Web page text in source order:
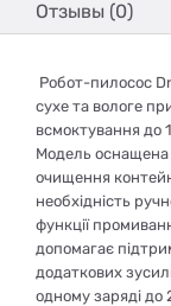
Отзывы (0)
Робот-пилосос
сухе та вологе
всмоктування до
Модель
очищення
необхідність
функції
допомагає
додаткових
одному заряді до